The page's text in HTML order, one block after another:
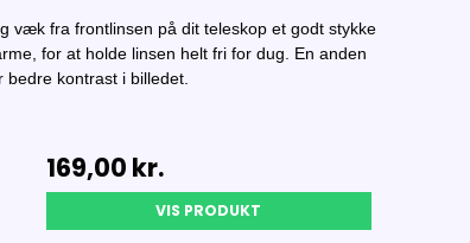
væk fra frontlinsen på dit teleskop et godt stykke
for at holde linsen helt fri for dug. En anden
kontrast i billedet.
169,00 kr.
VIS PRODUKT